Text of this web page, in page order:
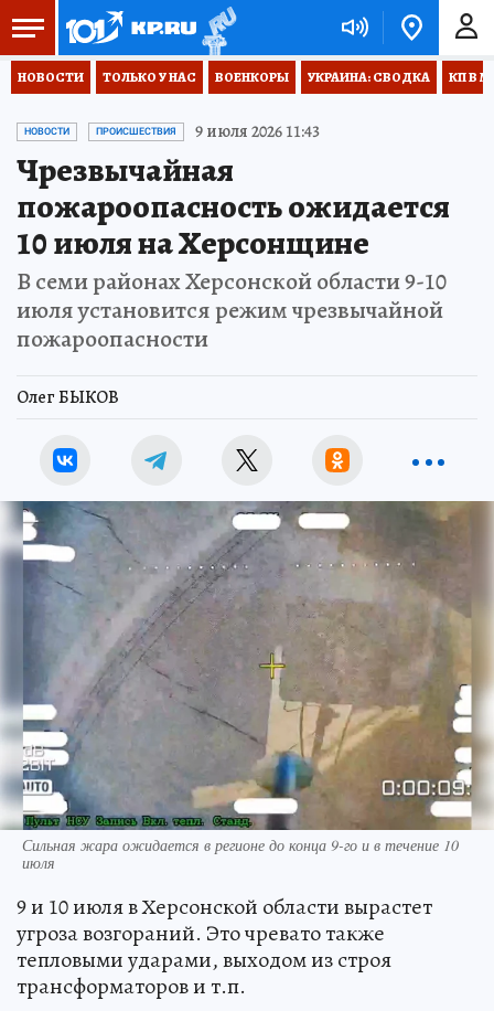
НОВОСТИ ТОЛЬКО У НАС ВОЕНКОРЫ УКРАИНА: СВОДКА КП В
НОВОСТИ ПРОИСШЕСТВИЯ 9 июля 2026 11:43
Чрезвычайная
пожароопасность ожидается
10 июля на Херсонщине
В семи районах Херсонской области 9-10
июля установится режим чрезвычайной
пожароопасности
Олег БЫКОВ
Сильная жара ожидается в регионе до конца 9-го и в течение 10
июля
9 и 10 июля в Херсонской области вырастет
угроза возгораний. Это чревато также
тепловыми ударами, выходом из строя
трансформаторов и т.п.